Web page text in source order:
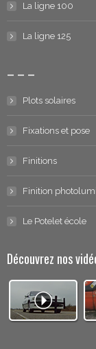
La ligne 100
La ligne 125
– – –
Plots solaires
Fixations et pose
Finitions
Finition
Le Potelet école
Découvrez nos